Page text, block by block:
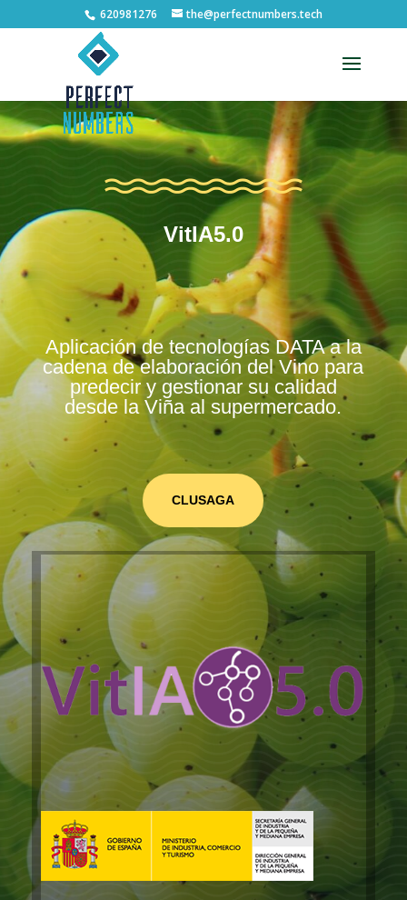
Abrir barra de herramientas
620981276 the@perfectnumbers.tech
VitIA5.0
Aplicación de tecnologías DATA a la
cadena de elaboración del Vino para
predecir y gestionar su calidad
desde la Viña al supermercado.
CLUSAGA